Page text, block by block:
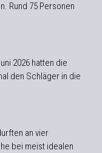
Rund 75 Personen
2026 hatten die
den Schläger in die
an vier
bei meist idealen